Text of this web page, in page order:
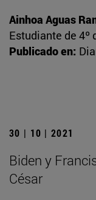
Ainhoa Aguas
Estudiante de 4º
Publicado en:
30 | 10 | 2021
Biden y
César